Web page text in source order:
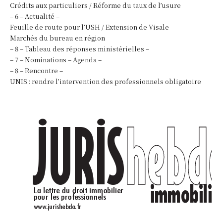
Crédits aux particuliers / Réforme du taux de l’usure
– 6 – Actualité –
Feuille de route pour l’USH / Extension de Visale
Marchés du bureau en région
– 8 – Tableau des réponses ministérielles –
– 7 – Nominations – Agenda –
– 8 – Rencontre –
UNIS : rendre l’intervention des professionnels obligatoire
JURIS
La lettre du droit immobilier
pour les professionnels
www.jurishebdo.fr
.
.